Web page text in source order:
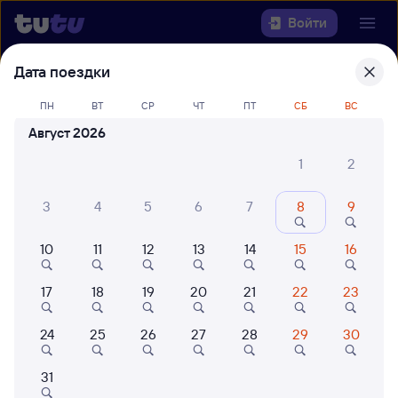
Войти
Выберите день, чтобы найти
билеты Благовещенск — Уссурийск
Откуда
Кто едет
Найти поезда
Дата поездки
ПН ВТ СР ЧТ ПТ СБ ВС
Август 2026
1
2
3 4 5 6 7 8 9
10 11 12 13 14 15 16
17 18 19 20 21 22 23
24 25 26 27 28 29 30
31